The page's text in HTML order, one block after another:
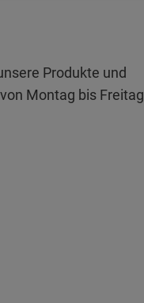
Produkte und
von Montag bis Freitag